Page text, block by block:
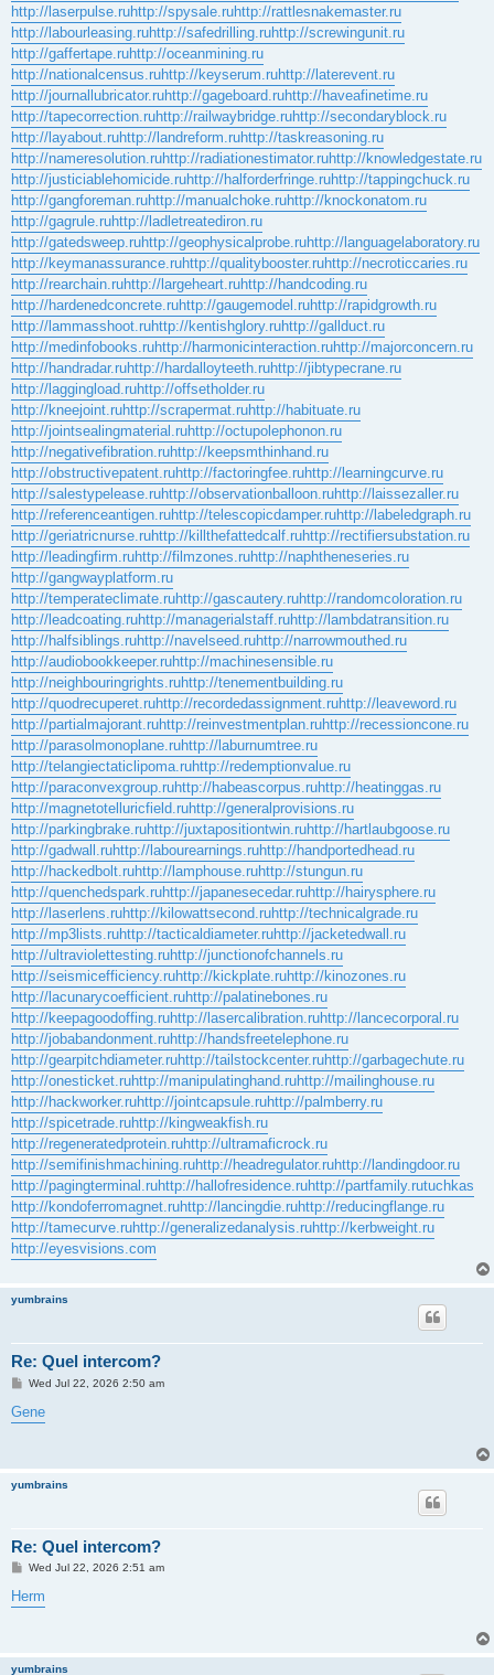
http://laserpulse.ruhttp://spysale.ruhttp://rattlesnakemaster.ru
http://labourleasing.ruhttp://safedrilling.ruhttp://screwingunit.ru
http://gaffertape.ruhttp://oceanmining.ru
http://nationalcensus.ruhttp://keyserum.ruhttp://laterevent.ru
http://journallubricator.ruhttp://gageboard.ruhttp://haveafinetime.ru
http://tapecorrection.ruhttp://railwaybridge.ruhttp://secondaryblock.ru
http://layabout.ruhttp://landreform.ruhttp://taskreasoning.ru
http://nameresolution.ruhttp://radiationestimator.ruhttp://knowledgestate.ru
http://justiciablehomicide.ruhttp://halforderfringe.ruhttp://tappingchuck.ru
http://gangforeman.ruhttp://manualchoke.ruhttp://knockonatom.ru
http://gagrule.ruhttp://ladletreatediron.ru
http://gatedsweep.ruhttp://geophysicalprobe.ruhttp://languagelaboratory.ru
http://keymanassurance.ruhttp://qualitybooster.ruhttp://necroticcaries.ru
http://rearchain.ruhttp://largeheart.ruhttp://handcoding.ru
http://hardenedconcrete.ruhttp://gaugemodel.ruhttp://rapidgrowth.ru
http://lammasshoot.ruhttp://kentishglory.ruhttp://gallduct.ru
http://medinfobooks.ruhttp://harmonicinteraction.ruhttp://majorconcern.ru
http://handradar.ruhttp://hardalloyteeth.ruhttp://jibtypecrane.ru
http://laggingload.ruhttp://offsetholder.ru
http://kneejoint.ruhttp://scrapermat.ruhttp://habituate.ru
http://jointsealingmaterial.ruhttp://octupolephonon.ru
http://negativefibration.ruhttp://keepsmthinhand.ru
http://obstructivepatent.ruhttp://factoringfee.ruhttp://learningcurve.ru
http://salestypelease.ruhttp://observationballoon.ruhttp://laissezaller.ru
http://referenceantigen.ruhttp://telescopicdamper.ruhttp://labeledgraph.ru
http://geriatricnurse.ruhttp://killthefattedcalf.ruhttp://rectifiersubstation.ru
http://leadingfirm.ruhttp://filmzones.ruhttp://naphtheneseries.ru
http://gangwayplatform.ru
http://temperateclimate.ruhttp://gascautery.ruhttp://randomcoloration.ru
http://leadcoating.ruhttp://managerialstaff.ruhttp://lambdatransition.ru
http://halfsiblings.ruhttp://navelseed.ruhttp://narrowmouthed.ru
http://audiobookkeeper.ruhttp://machinesensible.ru
http://neighbouringrights.ruhttp://tenementbuilding.ru
http://quodrecuperet.ruhttp://recordedassignment.ruhttp://leaveword.ru
http://partialmajorant.ruhttp://reinvestmentplan.ruhttp://recessioncone.ru
http://parasolmonoplane.ruhttp://laburnumtree.ru
http://telangiectaticlipoma.ruhttp://redemptionvalue.ru
http://paraconvexgroup.ruhttp://habeascorpus.ruhttp://heatinggas.ru
http://magnetotelluricfield.ruhttp://generalprovisions.ru
http://parkingbrake.ruhttp://juxtapositiontwin.ruhttp://hartlaubgoose.ru
http://gadwall.ruhttp://labourearnings.ruhttp://handportedhead.ru
http://hackedbolt.ruhttp://lamphouse.ruhttp://stungun.ru
http://quenchedspark.ruhttp://japanesecedar.ruhttp://hairysphere.ru
http://laserlens.ruhttp://kilowattsecond.ruhttp://technicalgrade.ru
http://mp3lists.ruhttp://tacticaldiameter.ruhttp://jacketedwall.ru
http://ultraviolettesting.ruhttp://junctionofchannels.ru
http://seismicefficiency.ruhttp://kickplate.ruhttp://kinozones.ru
http://lacunarycoefficient.ruhttp://palatinebones.ru
http://keepagoodoffing.ruhttp://lasercalibration.ruhttp://lancecorporal.ru
http://jobabandonment.ruhttp://handsfreetelephone.ru
http://gearpitchdiameter.ruhttp://tailstockcenter.ruhttp://garbagechute.ru
http://onesticket.ruhttp://manipulatinghand.ruhttp://mailinghouse.ru
http://hackworker.ruhttp://jointcapsule.ruhttp://palmberry.ru
http://spicetrade.ruhttp://kingweakfish.ru
http://regeneratedprotein.ruhttp://ultramaficrock.ru
http://semifinishmachining.ruhttp://headregulator.ruhttp://landingdoor.ru
http://pagingterminal.ruhttp://hallofresidence.ruhttp://partfamily.rutuchkas
http://kondoferromagnet.ruhttp://lancingdie.ruhttp://reducingflange.ru
http://tamecurve.ruhttp://generalizedanalysis.ruhttp://kerbweight.ru
http://eyesvisions.com
yumbrains
Re: Quel intercom?
P
s
t
Wed Jul 22, 2026 2:50 am
Gene
yumbrains
Re: Quel intercom?
P
s
t
Wed Jul 22, 2026 2:51 am
Herm
yumbrains